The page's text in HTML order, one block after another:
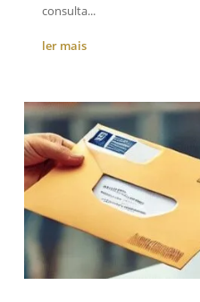
consulta...
ler mais